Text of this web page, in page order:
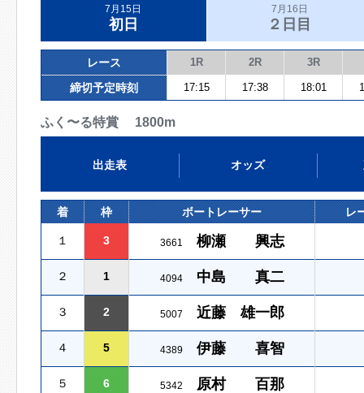
7月15日
初日
7月16日
２日目
レース 1R 2R 3R
締切予定時刻 17:15 17:38 18:01
ふく〜る特賞 1800m
出走表 オッズ
着 枠 ボートレーサー レ
１ 3 3661 柳瀬 興志
２ 1 4094 中島 真二
３ 2 5007 近藤 雄一郎
４ 5 4389 伊藤 喜智
５ 6 5342 原村 百那